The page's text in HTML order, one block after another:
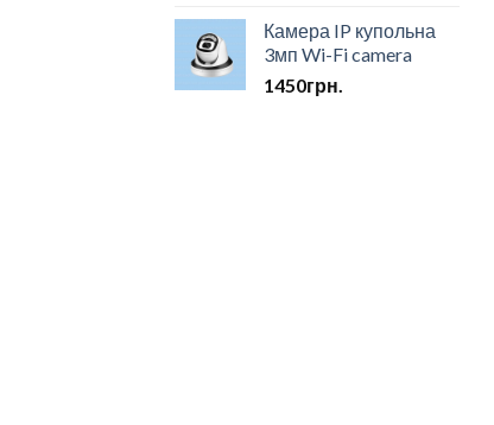
Камера IP купольна
3мп Wi-Fi camera
1450грн.